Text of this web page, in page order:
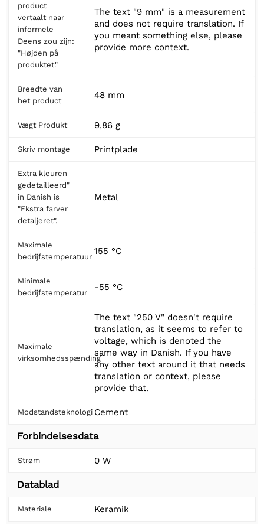
product
vertaalt naar
informele
Deens zou zijn:
"Højden på
produktet."
The text "9 mm" is a measurement
and does not require translation. If
you meant something else, please
provide more context.
Breedte van
het product
48 mm
Vægt Produkt 9,86 g
Skriv montage Printplade
Extra kleuren
gedetailleerd"
in Danish is
"Ekstra farver
detaljeret".
Metal
Maximale
bedrijfstemperatuur
155 °C
Minimale
bedrijfstemperatur
-55 °C
Maximale
virksomhedsspænding
The text "250 V" doesn't require
translation, as it seems to refer to
voltage, which is denoted the
same way in Danish. If you have
any other text around it that needs
translation or context, please
provide that.
Modstandsteknologi Cement
Forbindelsesdata
Strøm 0 W
Datablad
Materiale Keramik